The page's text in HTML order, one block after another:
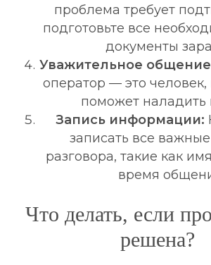
проблема требует
подготовьте все
документы
Уважительное
оператор — это
поможет наладить
Запись информации:
записать все
разговора, такие как
время
Что делать, если
решена?